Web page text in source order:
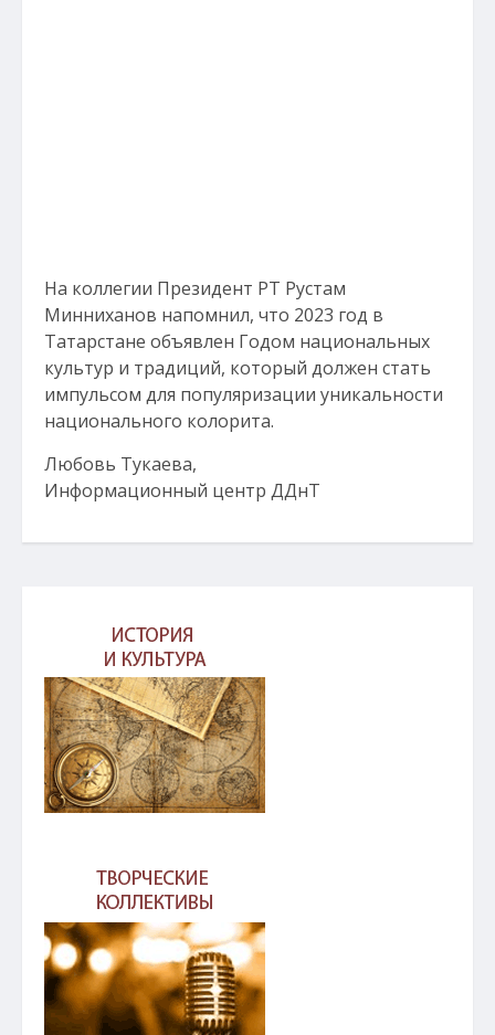
На коллегии Президент РТ Рустам
Минниханов напомнил, что 2023 год в
Татарстане объявлен Годом национальных
культур и традиций, который должен стать
импульсом для популяризации уникальности
национального колорита.
Любовь Тукаева,
Информационный центр ДДнТ